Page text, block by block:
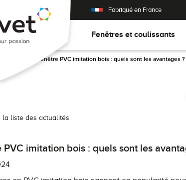
Fabriqué en France
Fenêtres et coulissants
Fenêtre PVC imitation bois : quels sont les avantages ?
la liste des actualités
PVC imitation bois : quels sont les